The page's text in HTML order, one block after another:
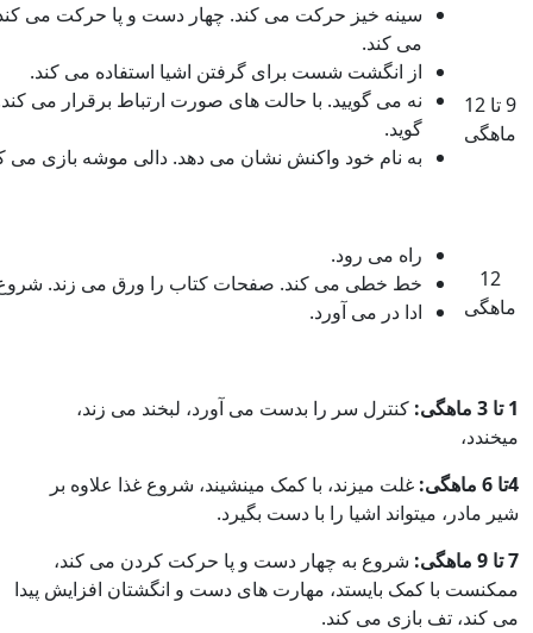
9 تا 12
ماهگی
سینه خیز حرکت می کند. چهار دست و پا حرکت می
می کند.
از انگشت شست برای گرفتن اشیا استفاده می کند.
نه می گویید. با حالت های صورت ارتباط برقرار می
گوید.
به نام خود واکنش نشان می دهد. دالی موشه بازی می
12
ماهگی
راه می رود.
خط خطی می کند. صفحات کتاب را ورق می زند. شروع
ادا در می آورد.
1 تا 3 ماهگی:
کنترل سر را بدست می آورد، لبخند می زند،
میخندد،
4تا 6 ماهگی:
غلت میزند، با کمک مینشیند، شروع غذا علاوه بر
شیر مادر، میتواند اشیا را با دست بگیرد.
7 تا 9 ماهگی:
شروع به چهار دست و پا حرکت کردن می کند،
ممکنست با کمک بایستد، مهارت های دست و انگشتان افزایش پیدا
می کند، تف بازی می کند.